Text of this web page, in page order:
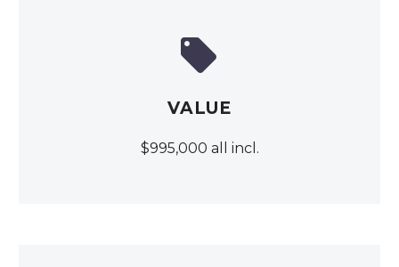


VALUE
$995,000 all incl.